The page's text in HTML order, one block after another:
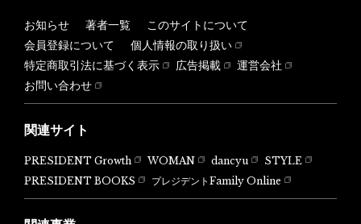
お知らせ 著者一覧
このサイトについて
会員登録について
個人情報の取り扱い
特定商取引法に基づく表示
広告掲載
運営会社
お問い合わせ
関連サイト
PRESIDENT Growth WOMAN dancyu
STYLE
PRESIDENT BOOKS
プレジデントFamily Online